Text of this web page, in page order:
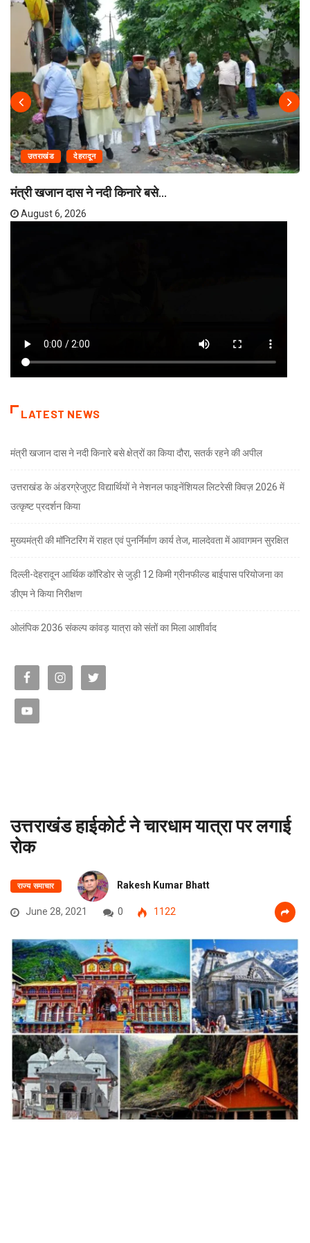
उत्तराखंड देहरादून
मंत्री खजान दास ने नदी किनारे बसे...
August 6, 2026
LATEST NEWS
मंत्री खजान दास ने नदी किनारे बसे क्षेत्रों का किया दौरा, सतर्क रहने की अपील
उत्तराखंड के अंडरग्रेजुएट विद्यार्थियों ने नेशनल फाइनेंशियल लिटरेसी क्विज़ 2026 में
उत्कृष्ट प्रदर्शन किया
मुख्यमंत्री की मॉनिटरिंग में राहत एवं पुनर्निर्माण कार्य तेज, मालदेवता में आवागमन सुरक्षित
दिल्ली-देहरादून आर्थिक कॉरिडोर से जुड़ी 12 किमी ग्रीनफील्ड बाईपास परियोजना का
डीएम ने किया निरीक्षण
ओलंपिक 2036 संकल्प कांवड़ यात्रा को संतों का मिला आशीर्वाद
उत्तराखंड हाईकोर्ट ने चारधाम यात्रा पर लगाई
रोक
राज्य समाचार Rakesh Kumar Bhatt
June 28, 2021 0 1122